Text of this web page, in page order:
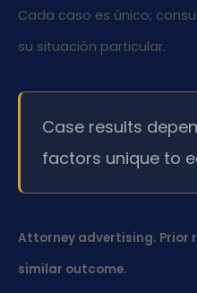
Cada caso es único;
su situación particular.
Case results
factors unique to
Attorney advertising. Prior
similar outcome.